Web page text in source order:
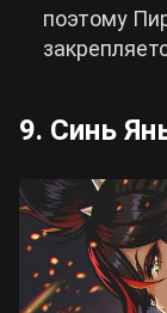
поэтому
9. Синь